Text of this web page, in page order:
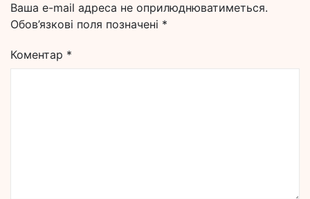
Ваша e-mail адреса не оприлюднюватиметься.
Обов’язкові поля позначені *
Коментар *